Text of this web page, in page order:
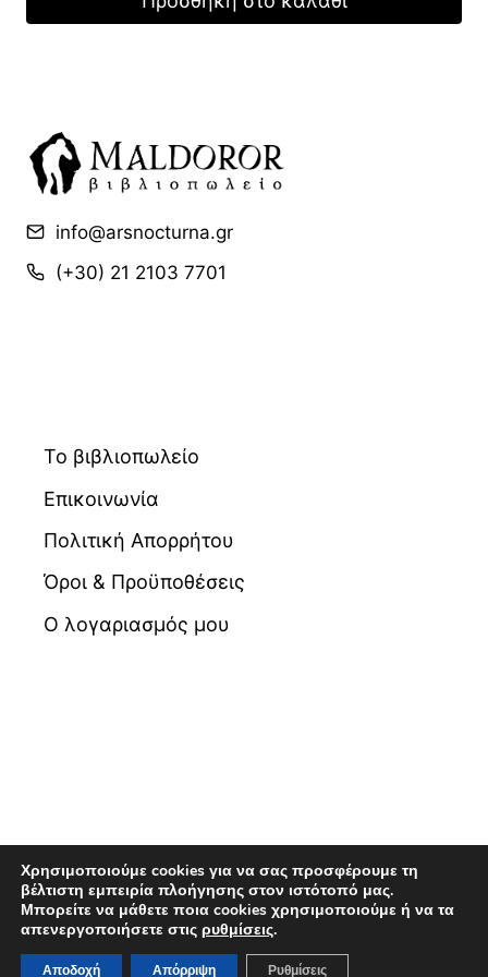
13,99 €.είναι:
info@arsnocturna.gr
(+30) 21 2103 7701
Το βιβλιοπωλείο
Επικοινωνία
Πολιτική Απορρήτου
Όροι & Προϋποθέσεις
Ο λογαριασμός μου
© 2026 Βιβλιοπωλείο Maldoror | Powered by
Pixellas
Χρησιμοποιούμε cookies για να σας προσφέρουμε τη
βέλτιστη εμπειρία πλοήγησης στον ιστότοπό μας.
Μπορείτε να μάθετε ποια cookies χρησιμοποιούμε ή να τα
απενεργοποιήσετε στις ρυθμίσεις.
Αποδοχή Απόρριψη Ρυθμίσεις